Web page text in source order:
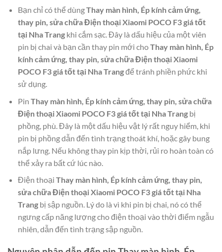
Bạn chỉ có thể dùngThay màn hình, Ép kính cảm ứng,
thay pin, sửa chữa Điện thoại Xiaomi POCO F3 giá tốt
tại Nha Trangkhi cắm sạc. Đây là dấu hiệu của một viên
pin bị chai và bạn cần thay pin mới choThay màn hình, Ép
kính cảm ứng, thay pin, sửa chữa Điện thoại Xiaomi
POCO F3 giá tốt tại Nha Trangđể tránh phiền phức khi
sử dụng.
Pin Thay màn hình, Ép kính cảm ứng, thay pin, sửa chữa
Điện thoại Xiaomi POCO F3 giá tốt tại Nha Trangbị
phồng, phù. Đây là một dấu hiệu vật lý rất nguy hiểm, khi
pin bị phồng dẫn đến tình trạng thoát khí, hoặc gây bung
nắp lưng. Nếu không thay pin kịp thời, rủi ro hoàn toàn có
thể xảy ra bất cứ lúc nào.
Điện thoại Thay màn hình, Ép kính cảm ứng, thay pin,
sửa chữa Điện thoại Xiaomi POCO F3 giá tốt tại Nha
Trangbị sập nguồn. Lý do là vì khi pin bị chai, nó có thể
ngưng cấp năng lượng cho điện thoại vào thời điểm ngẫu
nhiên, dẫn đến tình trạng sập nguồn.